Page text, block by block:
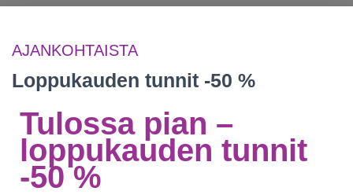
AJANKOHTAISTA
Loppukauden tunnit -50 %
Tulossa pian –
loppukauden tunnit
-50 %